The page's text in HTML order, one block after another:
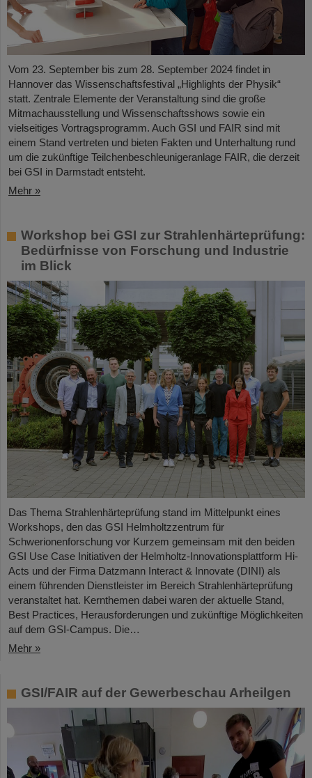
Vom 23. September bis zum 28. September 2024 findet in
Hannover das Wissenschaftsfestival „Highlights der Physik“
statt. Zentrale Elemente der Veranstaltung sind die große
Mitmachausstellung und Wissenschaftsshows sowie ein
vielseitiges Vortragsprogramm. Auch GSI und FAIR sind mit
einem Stand vertreten und bieten Fakten und Unterhaltung rund
um die zukünftige Teilchenbeschleunigeranlage FAIR, die derzeit
bei GSI in Darmstadt entsteht.
Mehr »
Workshop bei GSI zur Strahlenhärteprüfung:
Bedürfnisse von Forschung und Industrie
im Blick
Das Thema Strahlenhärteprüfung stand im Mittelpunkt eines
Workshops, den das GSI Helmholtzzentrum für
Schwerionenforschung vor Kurzem gemeinsam mit den beiden
GSI Use Case Initiativen der Helmholtz-Innovationsplattform Hi-
Acts und der Firma Datzmann Interact & Innovate (DINI) als
einem führenden Dienstleister im Bereich Strahlenhärteprüfung
veranstaltet hat. Kernthemen dabei waren der aktuelle Stand,
Best Practices, Herausforderungen und zukünftige Möglichkeiten
auf dem GSI-Campus. Die…
Mehr »
GSI/FAIR auf der Gewerbeschau Arheilgen